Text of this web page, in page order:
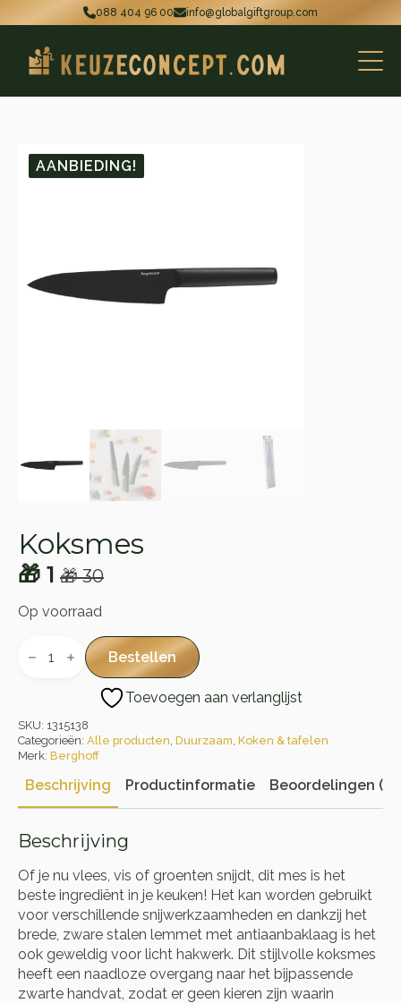
088 404 96 00 info@globalgiftgroup.com
AANBIEDING!
Koksmes
🎁30
Oorspronkelijke
prijs
🎁 30.
🎁 1
Huidige
prijs
🎁 1.
Op voorraad
aantal
Bestellen
Toevoegen aan verlanglijst
SKU: 1315138
Categorieën: Alle producten, Duurzaam, Koken & tafelen
Merk: Berghoff
Beschrijving Productinformatie Beoordelingen (0)
Beschrijving
Of je nu vlees, vis of groenten snijdt, dit mes is het
beste ingrediënt in je keuken! Het kan worden gebruikt
voor verschillende snijwerkzaamheden en dankzij het
brede, zware stalen lemmet met antiaanbaklaag is het
ook geweldig voor licht hakwerk. Dit stijlvolle koksmes
heeft een naadloze overgang naar het bijpassende
zwarte handvat, zodat er geen kieren zijn waarin